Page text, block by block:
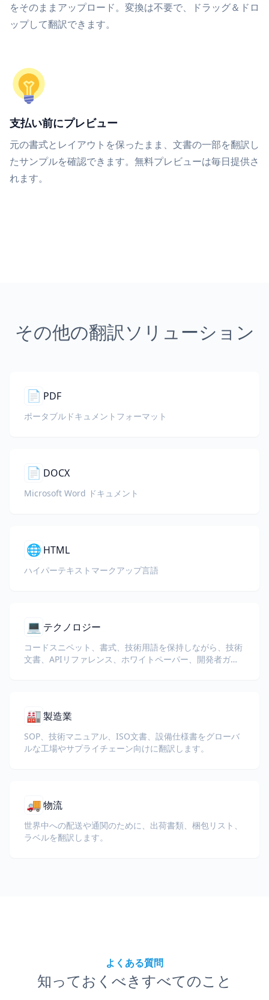
をそのままアップロード。変換は不要で、ドラッグ＆ドロ
ップして翻訳できます。
支払い前にプレビュー
元の書式とレイアウトを保ったまま、文書の一部を翻訳し
たサンプルを確認できます。無料プレビューは毎日提供さ
れます。
その他の翻訳ソリューション
📄 PDF
ポータブルドキュメントフォーマット
📄 DOCX
Microsoft Word ドキュメント
🌐 HTML
ハイパーテキストマークアップ言語
💻 テクノロジー
コードスニペット、書式、技術用語を保持しながら、技術
文書、APIリファレンス、ホワイトペーパー、開発者ガイ
🏭製造業
SOP、技術マニュアル、ISO文書、設備仕様書をグローバ
ルな工場やサプライチェーン向けに翻訳します。
🚚物流
世界中への配送や通関のために、出荷書類、梱包リスト、
ラベルを翻訳します。
よくある質問
知っておくべきすべてのこと